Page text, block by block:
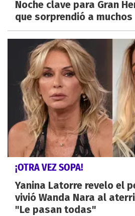
Noche clave para Gran
que sorprendió a muchos
¡OTRA VEZ SOPA!
Yanina Latorre revelo el
vivió Wanda Nara al
"Le pasan todas"